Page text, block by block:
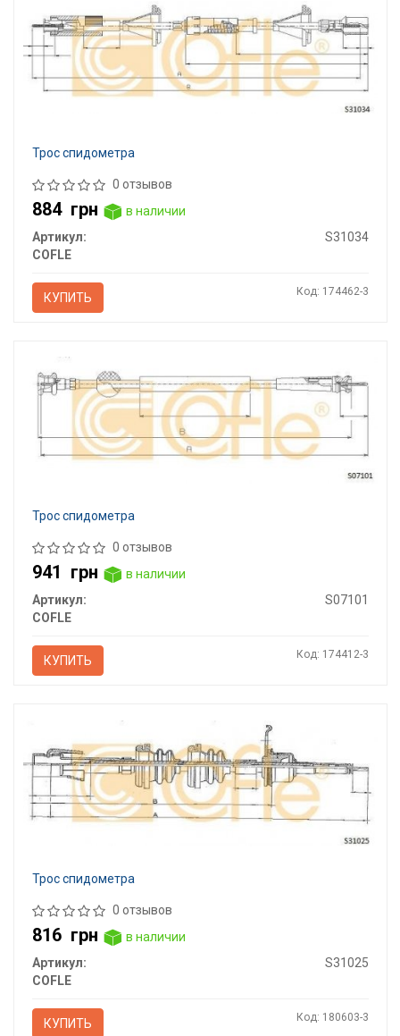
Трос спидометра
0 отзывов
884 грн
в наличии
Артикул:
S31034
COFLE
КУПИТЬ Код: 174462-3
Трос спидометра
0 отзывов
941 грн
в наличии
Артикул:
S07101
COFLE
КУПИТЬ Код: 174412-3
Трос спидометра
0 отзывов
816 грн
в наличии
Артикул:
S31025
COFLE
КУПИТЬ Код: 180603-3